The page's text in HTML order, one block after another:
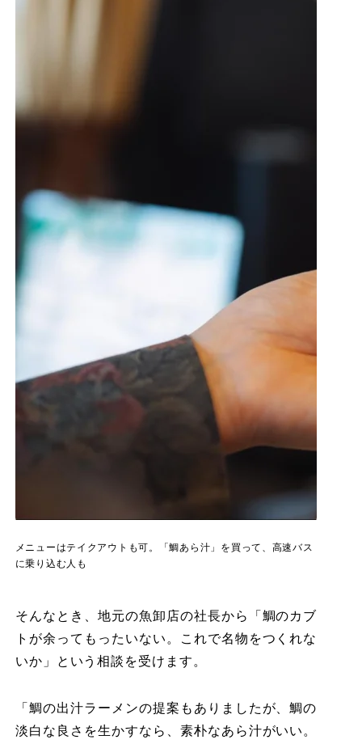
メニューはテイクアウトも可。「鯛あら汁」を買って、高速バス
に乗り込む人も
そんなとき、地元の魚卸店の社長から「鯛のカブ
トが余ってもったいない。これで名物をつくれな
いか」という相談を受けます。
「鯛の出汁ラーメンの提案もありましたが、鯛の
淡白な良さを生かすなら、素朴なあら汁がいい。